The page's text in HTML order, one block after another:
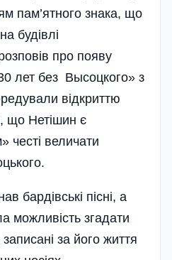
пам’ятного знака, що
будівлі
про появу
лет без Высоцкого» з
відкриттю
що Нетішин є
честі величати
бардівські пісні, а
можливість згадати
за його життя